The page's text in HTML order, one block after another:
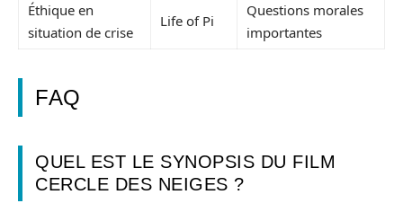
Éthique en
situation de crise
Life of Pi
Questions morales
importantes
FAQ
QUEL EST LE SYNOPSIS DU FILM
CERCLE DES NEIGES ?